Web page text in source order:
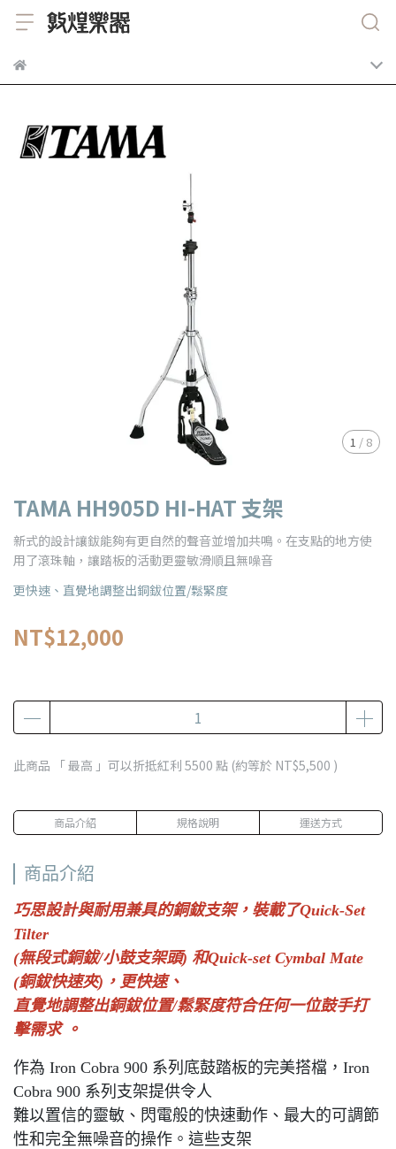
1 / 8
TAMA HH905D HI-HAT 支架
新式的設計讓鈸能夠有更自然的聲音並增加共鳴。在支點的地方使
用了滾珠軸，讓踏板的活動更靈敏滑順且無噪音
更快速、直覺地調整出銅鈸位置/鬆緊度
NT$12,000
此商品 「 最高 」可以折抵紅利 5500 點 (約等於 NT$5,500 )
商品介紹 規格說明 運送方式
商品介紹
巧思設計與耐用兼具的銅鈸支架，裝載了Quick-Set
Tilter
(無段式銅鈸/小鼓支架頭) 和Quick-set Cymbal Mate
(銅鈸快速夾)，更快速、
直覺地調整出銅鈸位置/鬆緊度符合任何一位鼓手打
擊需求 。
作為 Iron Cobra 900 系列底鼓踏板的完美搭檔，Iron
Cobra 900 系列支架提供令人
難以置信的靈敏、閃電般的快速動作、最大的可調節
性和完全無噪音的操作。這些支架